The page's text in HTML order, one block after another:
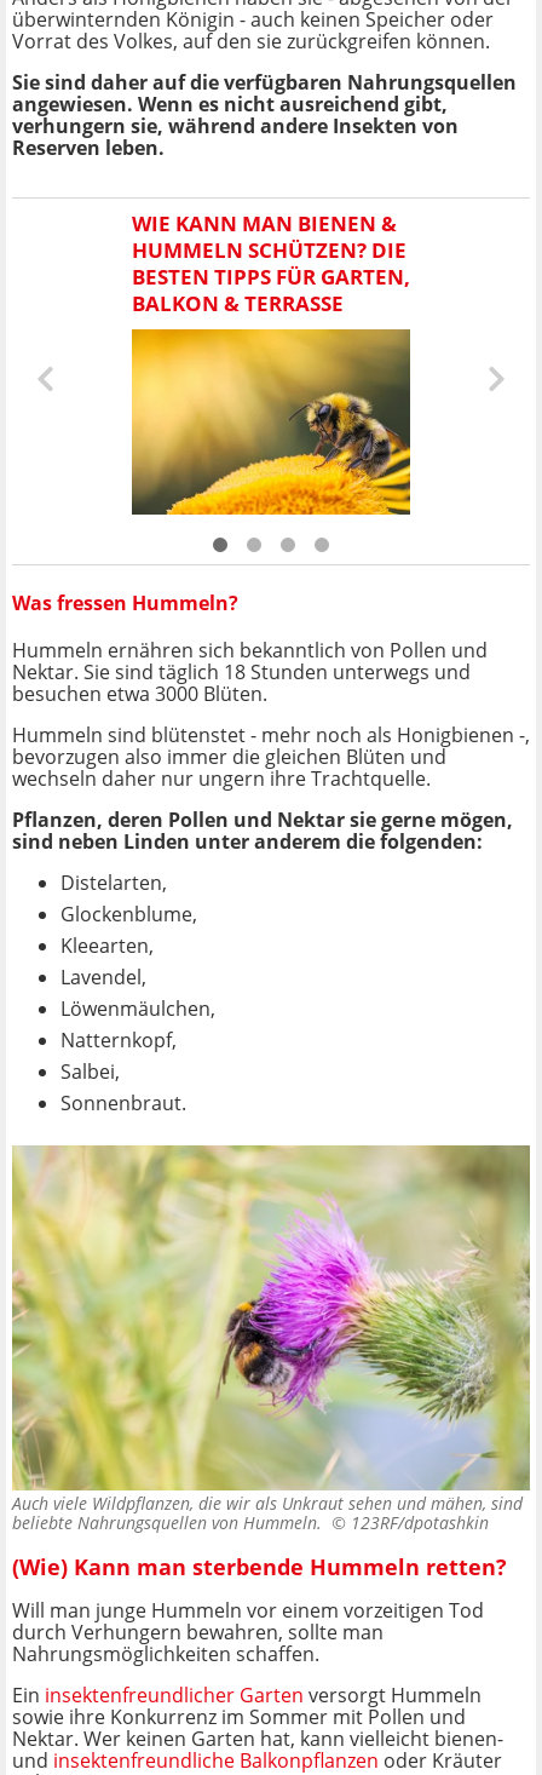
überwinternden Königin - auch keinen Speicher oder
Vorrat des Volkes, auf den sie zurückgreifen können.
Sie sind daher auf die verfügbaren Nahrungsquellen
angewiesen. Wenn es nicht ausreichend gibt,
verhungern sie, während andere Insekten von
Reserven leben.
WIE KANN MAN BIENEN &
HUMMELN SCHÜTZEN? DIE
BESTEN TIPPS FÜR GARTEN,
BALKON & TERRASSE
Was fressen Hummeln?
Hummeln ernähren sich bekanntlich von Pollen und
Nektar. Sie sind täglich 18 Stunden unterwegs und
besuchen etwa 3000 Blüten.
Hummeln sind blütenstet - mehr noch als Honigbienen -,
bevorzugen also immer die gleichen Blüten und
wechseln daher nur ungern ihre Trachtquelle.
Pflanzen, deren Pollen und Nektar sie gerne mögen,
sind neben Linden unter anderem die folgenden:
Distelarten,
Glockenblume,
Kleearten,
Lavendel,
Löwenmäulchen,
Natternkopf,
Salbei,
Sonnenbraut.
Auch viele Wildpflanzen, die wir als Unkraut sehen und mähen, sind
beliebte Nahrungsquellen von Hummeln. © 123RF/dpotashkin
(Wie) Kann man sterbende Hummeln retten?
Will man junge Hummeln vor einem vorzeitigen Tod
durch Verhungern bewahren, sollte man
Nahrungsmöglichkeiten schaffen.
Ein insektenfreundlicher Garten versorgt Hummeln
sowie ihre Konkurrenz im Sommer mit Pollen und
Nektar. Wer keinen Garten hat, kann vielleicht bienen-
und insektenfreundliche Balkonpflanzen oder Kräuter